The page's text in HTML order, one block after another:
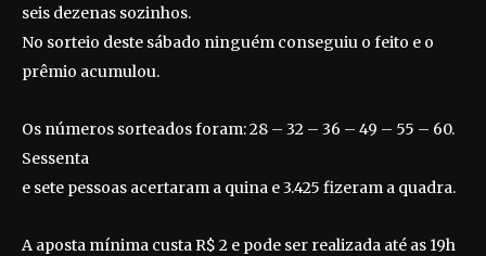
seis dezenas sozinhos.
No sorteio deste sábado ninguém conseguiu o feito e o
prêmio acumulou.
Os números sorteados foram: 28 – 32 – 36 – 49 – 55 – 60.
Sessenta
e sete pessoas acertaram a quina e 3.425 fizeram a quadra.
A aposta mínima custa R$ 2 e pode ser realizada até as 19h